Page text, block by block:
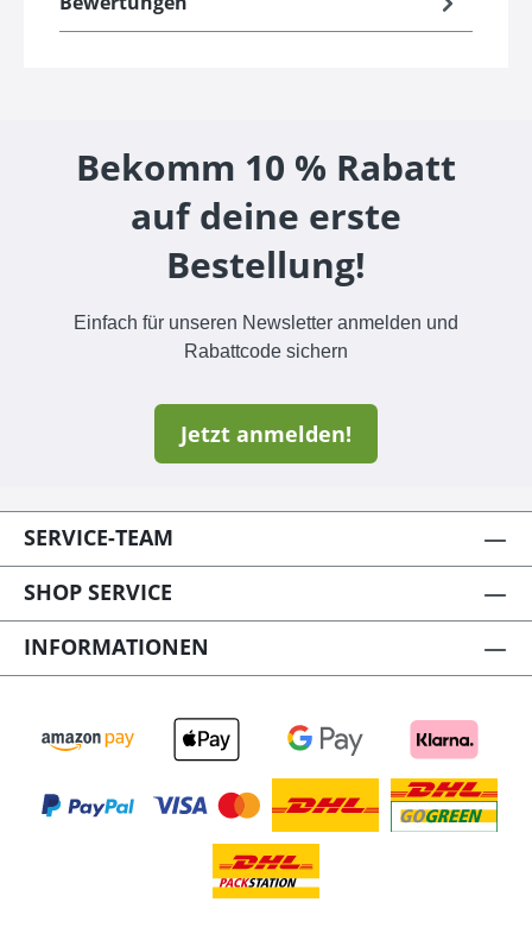
Bekomm 10 % Rabatt
auf deine erste
Bestellung!
Einfach für unseren Newsletter anmelden und
Rabattcode sichern
Jetzt anmelden!
SERVICE-TEAM
SHOP SERVICE
INFORMATIONEN